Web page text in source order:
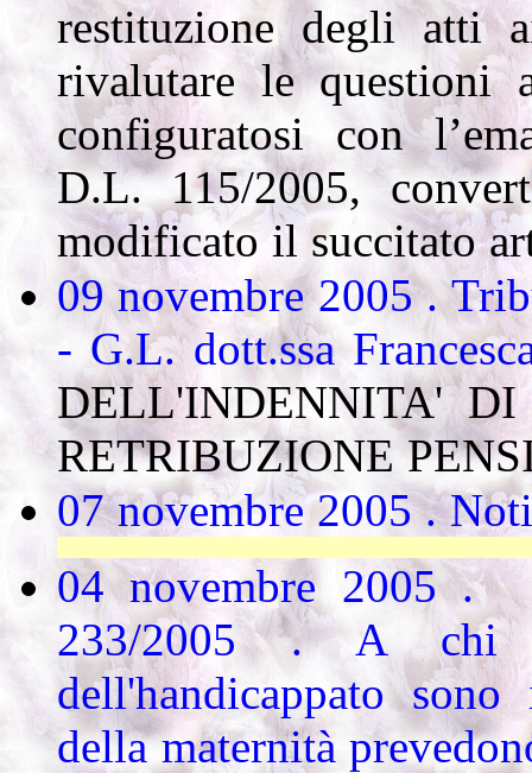
restituzione degli atti
rivalutare le
configuratosi con
D.L. 115/2005,
modificato il succitato
09 novembre 2005 .
- G.L. dott.ssa
DELL'INDENNITA'
RETRIBUZIONE
07 novembre 2005 .
04 novembre 2005
233/2005 . A
dell'handicappato
della maternità